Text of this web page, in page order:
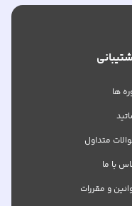
ها
متداول
با ما
و مقررات